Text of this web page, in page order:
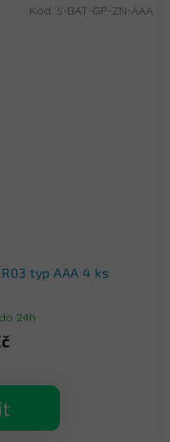
typ AAA 4 ks
24h
Kód: S-BAT-GP-ZN-AAA